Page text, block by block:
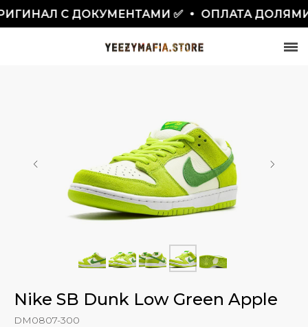
С ДОКУМЕНТАМИ ✅ ОПЛАТА ДОЛЯМИ
СКИДКА 7777₽ ПО ПРОМОКОДУ BLACKFRIDAY
Nike SB Dunk Low Green Apple
DM0807-300